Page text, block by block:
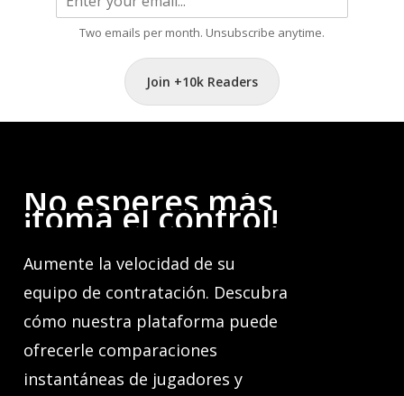
Two emails per month. Unsubscribe anytime.
Join +10k Readers
Noesperesmás,
¡toma el control!
Aumente la velocidad de su
equipo de contratación. Descubra
cómo nuestra plataforma puede
ofrecerle comparaciones
instantáneas de jugadores y